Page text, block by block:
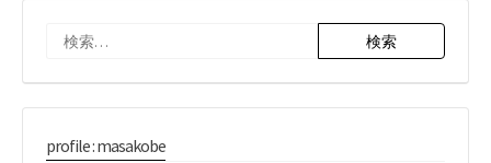
索:
profile : masakobe